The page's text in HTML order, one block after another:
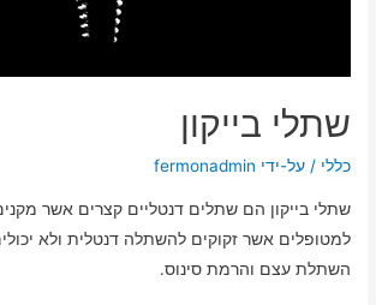
שתלי בייקון
כללי / על-ידי fermonadmin
שתלי בייקון הם שתלים דנטליים קצרים אשר
למטופלים אשר זקוקים להשתלה דנטלית ולא
השתלת עצם והרמת סינוס.